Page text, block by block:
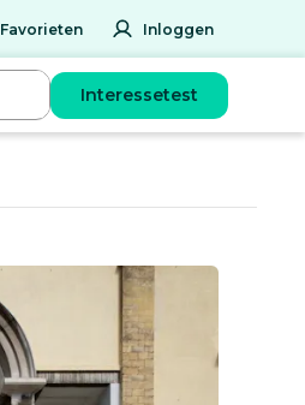
Favorieten Inloggen
Interessetest